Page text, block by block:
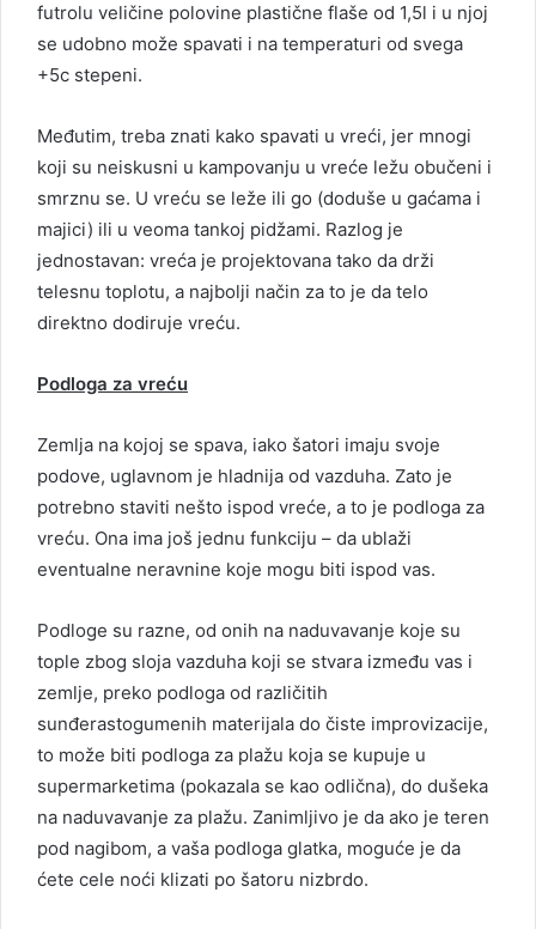
futrolu veličine polovine plastične flaše od 1,5l i u njoj
se udobno može spavati i na temperaturi od svega
+5c stepeni.
Međutim, treba znati kako spavati u vreći, jer mnogi
koji su neiskusni u kampovanju u vreće ležu obučeni i
smrznu se. U vreću se leže ili go (doduše u gaćama i
majici) ili u veoma tankoj pidžami. Razlog je
jednostavan: vreća je projektovana tako da drži
telesnu toplotu, a najbolji način za to je da telo
direktno dodiruje vreću.
Podloga za vreću
Zemlja na kojoj se spava, iako šatori imaju svoje
podove, uglavnom je hladnija od vazduha. Zato je
potrebno staviti nešto ispod vreće, a to je podloga za
vreću. Ona ima još jednu funkciju – da ublaži
eventualne neravnine koje mogu biti ispod vas.
Podloge su razne, od onih na naduvavanje koje su
tople zbog sloja vazduha koji se stvara između vas i
zemlje, preko podloga od različitih
sunđerastogumenih materijala do čiste improvizacije,
to može biti podloga za plažu koja se kupuje u
supermarketima (pokazala se kao odlična), do dušeka
na naduvavanje za plažu. Zanimljivo je da ako je teren
pod nagibom, a vaša podloga glatka, moguće je da
ćete cele noći klizati po šatoru nizbrdo.